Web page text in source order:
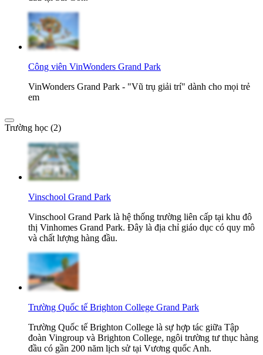
Công viên VinWonders Grand Park
VinWonders Grand Park - "Vũ trụ giải trí" dành cho mọi trẻ
em
Trường học (2)
Vinschool Grand Park
Vinschool Grand Park là hệ thống trường liên cấp tại khu đô
thị Vinhomes Grand Park. Đây là địa chỉ giáo dục có quy mô
và chất lượng hàng đầu.
Trường Quốc tế Brighton College Grand Park
Trường Quốc tế Brighton College là sự hợp tác giữa Tập
đoàn Vingroup và Brighton College, ngôi trường tư thục hàng
đầu có gần 200 năm lịch sử tại Vương quốc Anh.